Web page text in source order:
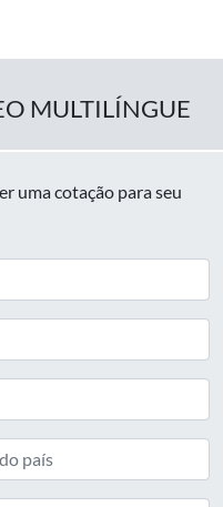
MULTILÍNGUE
uma cotação para seu